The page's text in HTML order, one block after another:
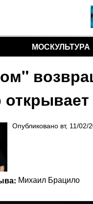
сайтаМОСКУЛЬТУРА
Опубликовано вт, 11/02/
Михаил Брацило